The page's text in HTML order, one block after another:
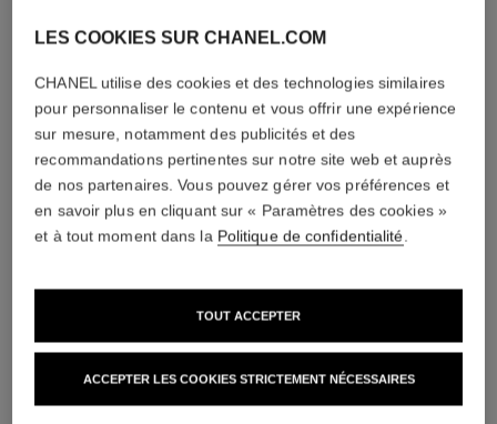
baume essentiel
Stick Éclat Multi-usage
8 teintes disponibles
AJOUTER AU PANIER
hydra beauty micro sérum
Hydratant Rééquilibrant
Réf. 133325
100 €
AJOUTER AU PANIER
LES COOKIES SUR CHANEL.COM
CHANEL utilise des cookies et des technologies similaires
pour personnaliser le contenu et vous offrir une expérience
sur mesure, notamment des publicités et des
recommandations pertinentes sur notre site web et auprès
de nos partenaires. Vous pouvez gérer vos préférences et
en savoir plus en cliquant sur « Paramètres des cookies »
et à tout moment dans la Politique de confidentialité.
ACCEPTER LES COOKIES STRICTEMENT NÉCESSAIRES
TOUT ACCEPTER